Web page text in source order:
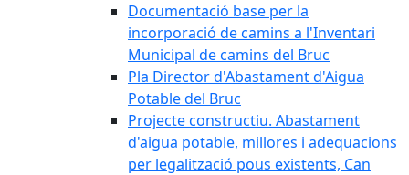
Documentació base per la
incorporació de camins a l'Inventari
Municipal de camins del Bruc
Pla Director d'Abastament d'Aigua
Potable del Bruc
Projecte constructiu. Abastament
d'aigua potable, millores i adequacions
per legalització pous existents, Can